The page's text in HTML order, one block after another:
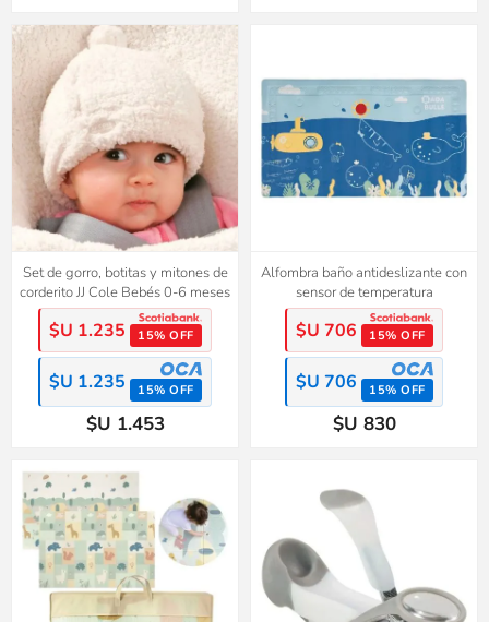
Set de gorro, botitas y mitones de
corderito JJ Cole Bebés 0-6 meses
$U 1.235 15% OFF
$U 1.235 15% OFF
$U 1.453
Alfombra baño antideslizante con
sensor de temperatura
$U 706 15% OFF
$U 706 15% OFF
$U 830